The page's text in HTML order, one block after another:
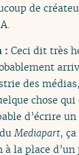
de
:Ceci dit très
des
chose qui
d’écrire
duMediapart,
la place